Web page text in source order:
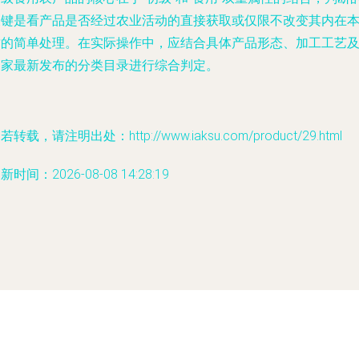
是看产品是否经过农业活动的直接获取或仅限不改变其内在本
简单处理。在实际操作中，应结合具体产品形态、加工工艺及
最新发布的分类目录进行综合判定。
转载，请注明出处：http://www.iaksu.com/product/29.html
时间：2026-08-08 14:28:19